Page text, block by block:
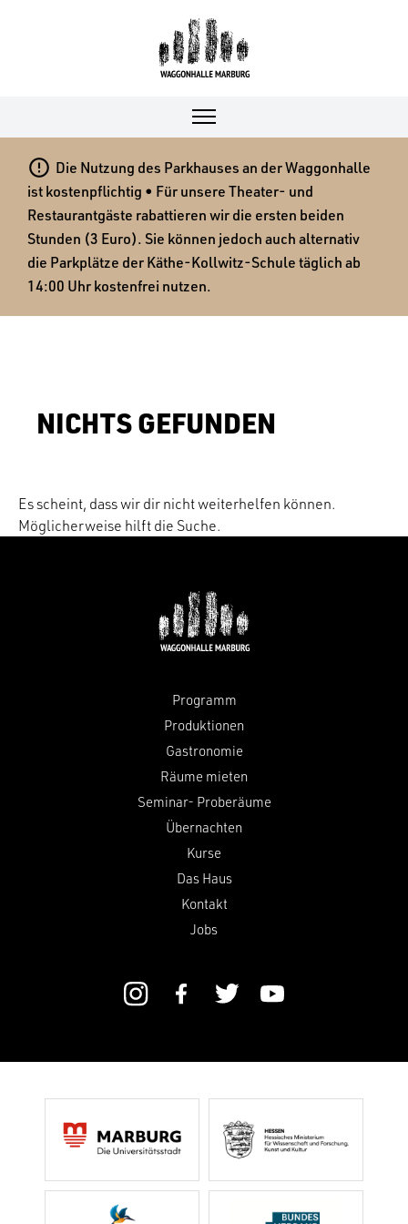
 Die Nutzung des Parkhauses an der Waggonhalle
ist kostenpflichtig • Für unsere Theater- und
Restaurantgäste rabattieren wir die ersten beiden
Stunden (3 Euro). Sie können jedoch auch alternativ
die Parkplätze der Käthe-Kollwitz-Schule täglich ab
14:00 Uhr kostenfrei nutzen.
NICHTS GEFUNDEN
Es scheint, dass wir dir nicht weiterhelfen können.
Möglicherweise hilft die Suche.
Programm
Produktionen
Gastronomie
Räume mieten
Seminar- Proberäume
Übernachten
Kurse
Das Haus
Kontakt
Jobs